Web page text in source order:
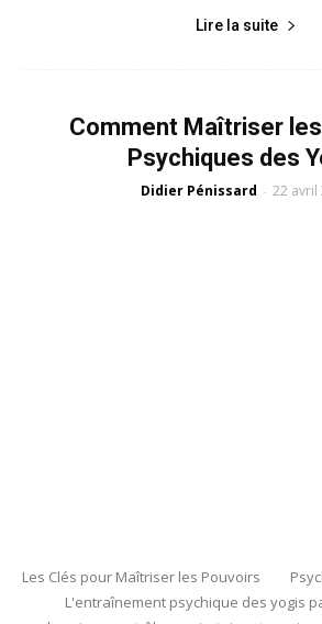
Lire la suite
Comment Maîtriser
Psychiques des
Didier Pénissard - 22 avril
Les Clés pour Maîtriser les Pouvoirs
L'entraînement psychique des yogis